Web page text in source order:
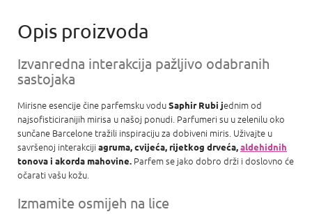
Izvanredna interakcija pažljivo odabranih
sastojaka
Mirisne esencije čine parfemsku voduSaphir Rubi jednim od
najsofisticiranijih mirisa u našoj ponudi. Parfumeri su u zelenilu oko
sunčane Barcelone tražili inspiraciju za dobiveni miris. Uživajte u
savršenoj interakciji agruma, cvijeća, rijetkog drveća,aldehidnih
tonova i akorda mahovine. Parfem se jako dobro drži i doslovno će
očarati vašu kožu.
Izmamite osmijeh na lice